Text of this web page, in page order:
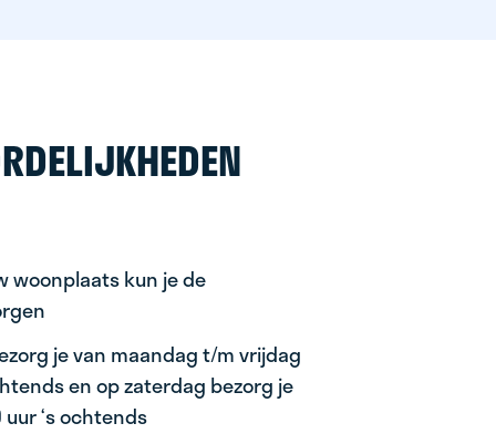
woonplaats kun je de
je van maandag t/m vrijdag
en op zaterdag bezorg je
‘s ochtends